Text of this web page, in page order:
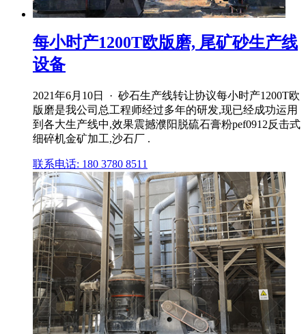
每小时产1200T欧版磨, 尾矿砂生产线
设备
2021年6月10日 · 砂石生产线转让协议每小时产1200T欧
版磨是我公司总工程师经过多年的研发,现已经成功运用
到各大生产线中,效果震撼濮阳脱硫石膏粉pef0912反击式
细碎机金矿加工,沙石厂 .
联系电话: 180 3780 8511